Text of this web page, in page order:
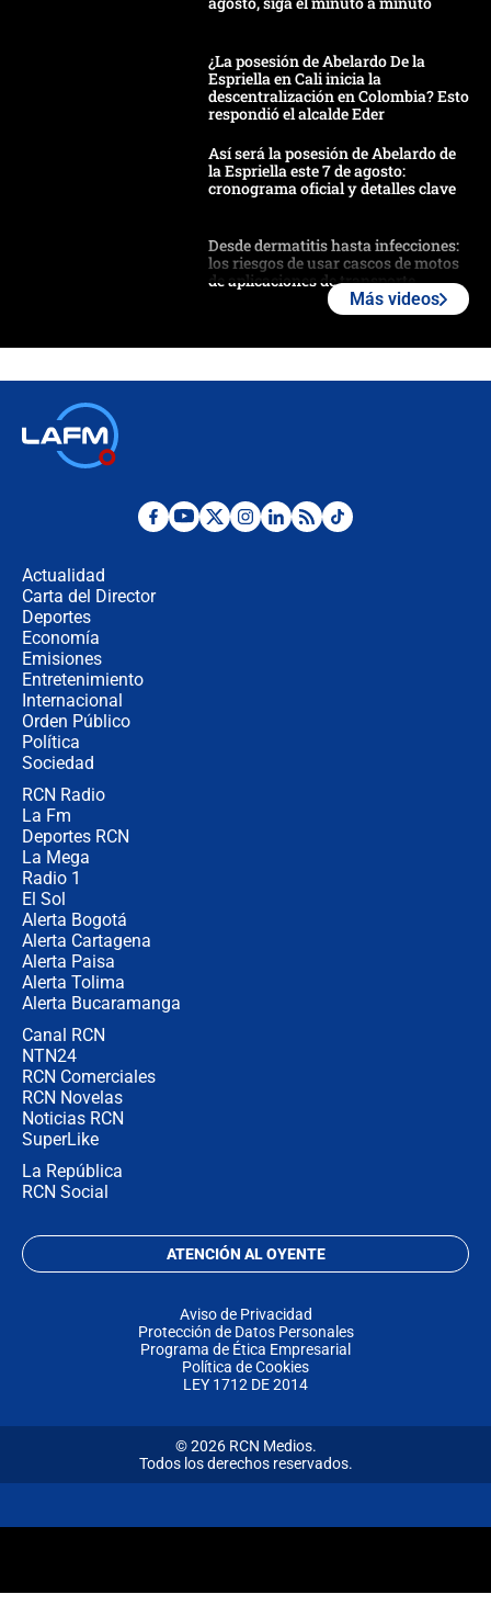
¿La posesión de Abelardo De la
Espriella en Cali inicia la
descentralización en Colombia? Esto
respondió el alcalde Eder
Así será la posesión de Abelardo de
la Espriella este 7 de agosto:
cronograma oficial y detalles clave
Desde dermatitis hasta infecciones:
los riesgos de usar cascos de motos
de aplicaciones de transporte
Posesión de Abelardo De La Espriella
Más videos
Actualidad
Carta del Director
Deportes
Economía
Emisiones
Entretenimiento
Internacional
Orden Público
Política
Sociedad
RCN Radio
La Fm
Deportes RCN
La Mega
Radio 1
El Sol
Alerta Bogotá
Alerta Cartagena
Alerta Paisa
Alerta Tolima
Alerta Bucaramanga
Canal RCN
NTN24
RCN Comerciales
RCN Novelas
Noticias RCN
SuperLike
La República
RCN Social
ATENCIÓN AL OYENTE
Aviso de Privacidad
Protección de Datos Personales
Programa de Ética Empresarial
Política de Cookies
LEY 1712 DE 2014
© 2026 RCN Medios.
Todos los derechos reservados.